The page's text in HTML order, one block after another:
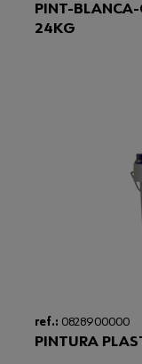
PINT-
24KG
ref.: 0828900000
PINTURA